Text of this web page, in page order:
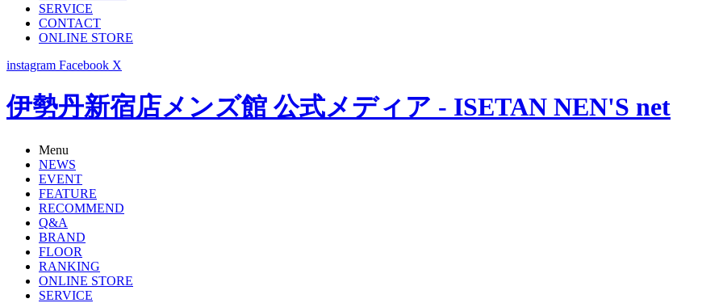
SERVICE
CONTACT
ONLINE STORE
instagram Facebook X
伊勢丹新宿店メンズ館 公式メディア - ISETAN NEN'S net
Menu
NEWS
EVENT
FEATURE
RECOMMEND
Q&A
BRAND
FLOOR
RANKING
ONLINE STORE
SERVICE